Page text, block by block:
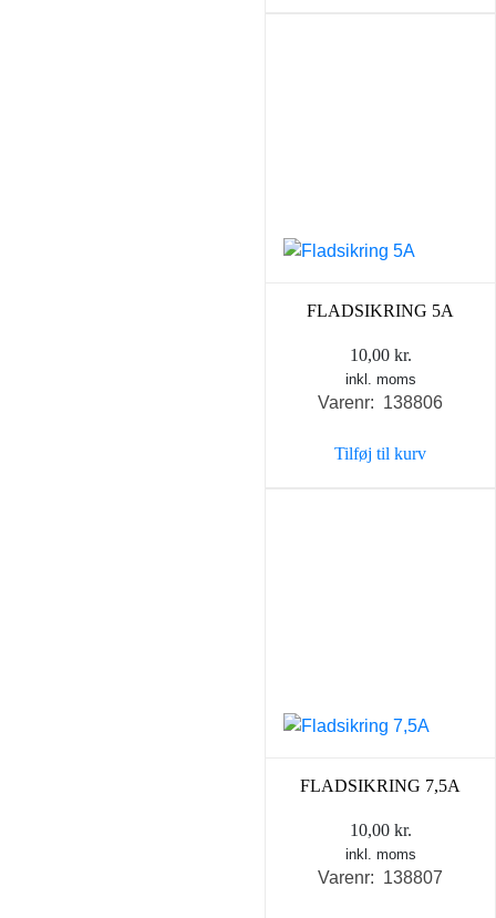
FLADSIKRING 5A
10,00 kr.
inkl. moms
Varenr: 138806
Tilføj til kurv
FLADSIKRING 7,5A
10,00 kr.
inkl. moms
Varenr: 138807